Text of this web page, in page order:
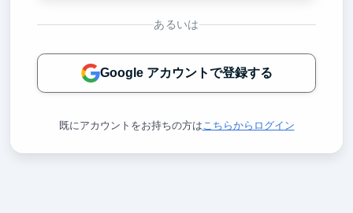
あるいは
Google アカウントで登録する
既にアカウントをお持ちの方は こちらからログイン